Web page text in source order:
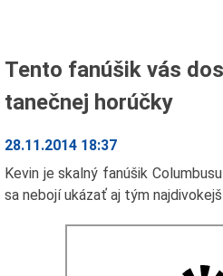
Tento fanúšik vás
tanečnej horúčky
28.11.2014 18:37
Kevin je skalný fanúšik
sa nebojí ukázať aj tým